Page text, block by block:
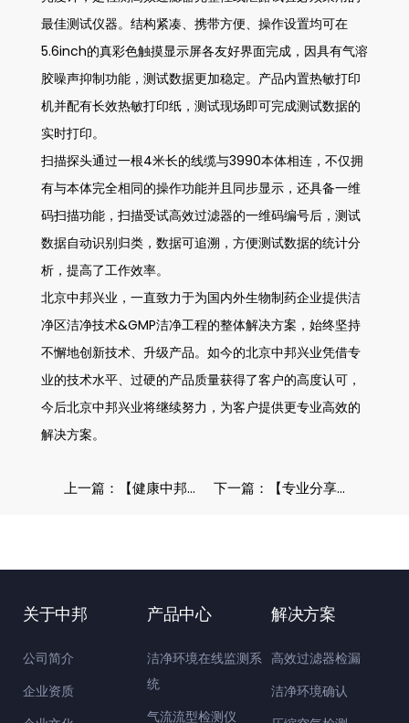
最佳测试仪器。结构紧凑、携带方便、操作设置均可在
5.6inch的真彩色触摸显示屏各友好界面完成，因具有气溶
胶噪声抑制功能，测试数据更加稳定。产品内置热敏打印
机并配有长效热敏打印纸，测试现场即可完成测试数据的
实时打印。
扫描探头通过一根4米长的线缆与3990本体相连，不仅拥
有与本体完全相同的操作功能并且同步显示，还具备一维
码扫描功能，扫描受试高效过滤器的一维码编号后，测试
数据自动识别归类，数据可追溯，方便测试数据的统计分
析，提高了工作效率。
北京中邦兴业，一直致力于为国内外生物制药企业提供洁
净区洁净技术&GMP洁净工程的整体解决方案，始终坚持
不懈地创新技术、升级产品。如今的北京中邦兴业凭借专
业的技术水平、过硬的产品质量获得了客户的高度认可，
今后北京中邦兴业将继续努力，为客户提供更专业高效的
解决方案。
上一篇：【健康中邦】北京中邦兴业趣味运动活动如期而至 下一篇：【专业分享】关于洁净室级别定义标准和要求
关于中邦
公司简介
企业资质
产品中心
洁净环境在线监测系
统
气流流型检测仪
解决方案
高效过滤器检漏
洁净环境确认